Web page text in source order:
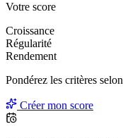
Votre score
Croissance
Régularité
Rendement
Pondérez les critères selon
Créer mon score